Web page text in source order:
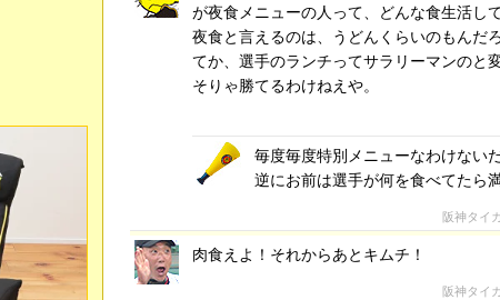
が夜食メニューの人って、どんな食生活し
夜食と言えるのは、うどんくらいのもんだろ
てか、選手のランチってサラリーマンのと
そりゃ勝てるわけねえや。
毎度毎度特別メニューなわけない
逆にお前は選手が何を食べてたら
阪神タイ
肉食えよ！それからあとキムチ！
阪神タイ